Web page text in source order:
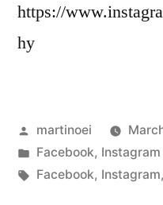
https://
hy
Posted
by
martinoei
Posted
in
Facebook, Instagram
Tags:
Facebook, Instagram,